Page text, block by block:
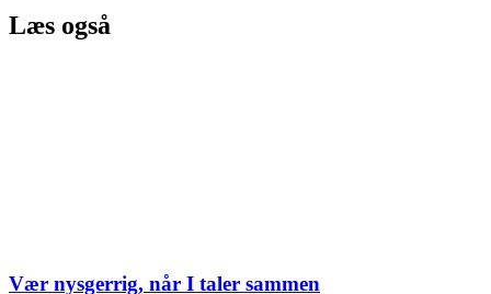
Læs også
Vær nysgerrig, når I taler sammen